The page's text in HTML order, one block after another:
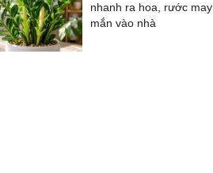
nhanh ra hoa, rước may
mắn vào nhà